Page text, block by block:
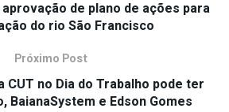
de plano de ações para
do rio São Francisco
Próximo Post
CUT no Dia do Trabalho pode ter
BaianaSystem e Edson Gomes